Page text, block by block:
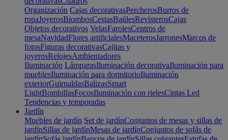
Organización Cajas decorativasPercherosBurros de
ropaJoyerosBiombosCestasBaúlesRevisterosCajas
Objetos decorativos VelasFarolesCentros de
mesaNavidadFlores artificialesMaceterosJarronesMarcos de
fotosFiguras decorativasCajitas y
joyerosRelojesAmbientadores
Iluminación LámparasIluminación decorativaIluminación para
mueblesIluminación para dormitorioIluminación
exteriorGuirnaldasBalizasSmart
LightBombillasFocosIluminación con rielesCintas Led
Tendencias y temporadas
Jardín
Muebles de jardín Set de jardínConjuntos de mesas y sillas de
jardínSillas de jardínMesas de jardínConjuntos de sofás de